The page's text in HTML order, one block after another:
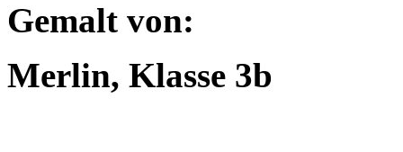
Gemalt von:
Merlin, Klasse 3b